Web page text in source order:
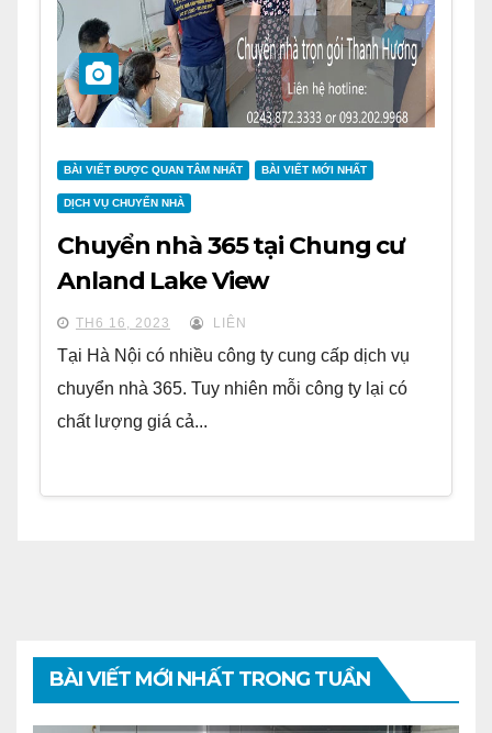
BÀI VIẾT ĐƯỢC QUAN TÂM NHẤT BÀI VIẾT MỚI NHẤT
DỊCH VỤ CHUYỂN NHÀ
Chuyển nhà 365 tại Chung cư
Anland Lake View
TH6 16, 2023 LIÊN
Tại Hà Nội có nhiều công ty cung cấp dịch vụ
chuyển nhà 365. Tuy nhiên mỗi công ty lại có
chất lượng giá cả...
BÀI VIẾT MỚI NHẤT TRONG TUẦN